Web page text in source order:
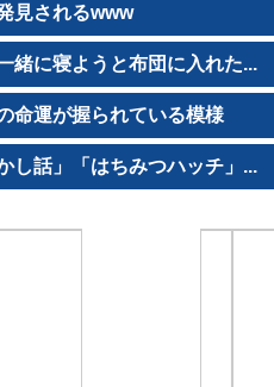
見されるwww
緒に寝ようと布団に入れた...
命運が握られている模様
し話」「はちみつハッチ」...